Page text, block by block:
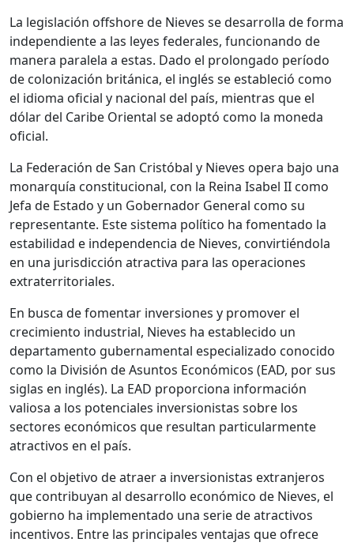
La legislación offshore de Nieves se desarrolla de forma
independiente a las leyes federales, funcionando de
manera paralela a estas. Dado el prolongado período
de colonización británica, el inglés se estableció como
el idioma oficial y nacional del país, mientras que el
dólar del Caribe Oriental se adoptó como la moneda
oficial.
La Federación de San Cristóbal y Nieves opera bajo una
monarquía constitucional, con la Reina Isabel II como
Jefa de Estado y un Gobernador General como su
representante. Este sistema político ha fomentado la
estabilidad e independencia de Nieves, convirtiéndola
en una jurisdicción atractiva para las operaciones
extraterritoriales.
En busca de fomentar inversiones y promover el
crecimiento industrial, Nieves ha establecido un
departamento gubernamental especializado conocido
como la División de Asuntos Económicos (EAD, por sus
siglas en inglés). La EAD proporciona información
valiosa a los potenciales inversionistas sobre los
sectores económicos que resultan particularmente
atractivos en el país.
Con el objetivo de atraer a inversionistas extranjeros
que contribuyan al desarrollo económico de Nieves, el
gobierno ha implementado una serie de atractivos
incentivos. Entre las principales ventajas que ofrece